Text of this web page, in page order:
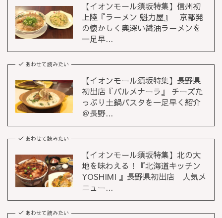
【イオンモール須坂特集】信州初
上陸『ラーメン 魁力屋』 京都発
の懐かしく奥深い醤油ラーメンを
一足早...
あわせて読みたい
【イオンモール須坂特集】長野県
初出店『パルメナーラ』 チーズた
っぷり土鍋パスタを一足早く紹介
＠長野...
あわせて読みたい
【イオンモール須坂特集】北の大
地を味わえる！『北海道キッチン
YOSHIMI 』長野県初出店 人気メ
ニュー...
あわせて読みたい